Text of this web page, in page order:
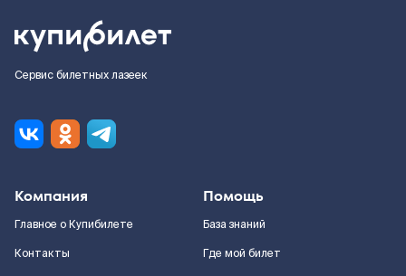
Сервис билетных лазеек
Компания
Главное о Купибилете
Контакты
Помощь
База знаний
Где мой билет